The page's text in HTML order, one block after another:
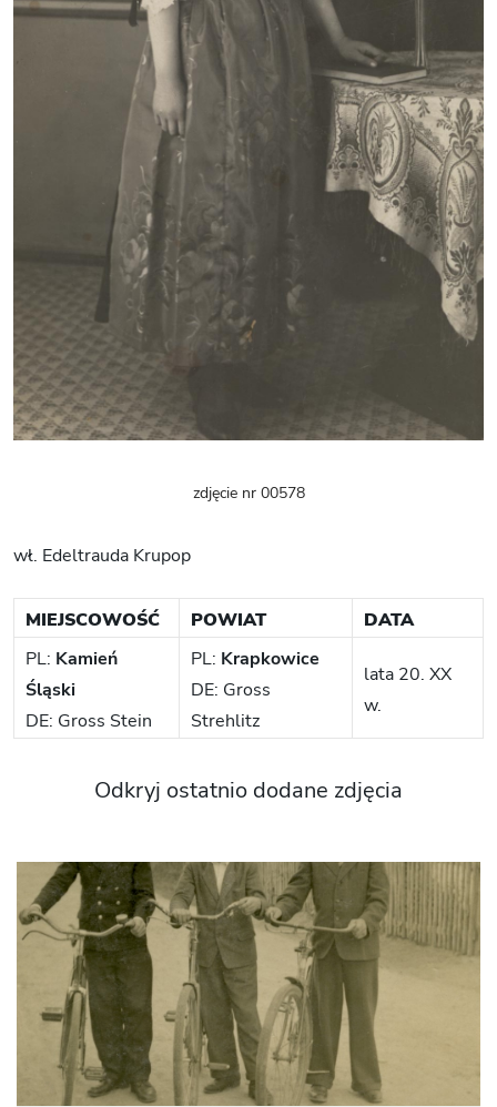
zdjęcie nr 00578
wł. Edeltrauda Krupop
MIEJSCOWOŚĆ POWIAT
DATA
PL: Kamień
Śląski
DE: Gross Stein
PL: Krapkowice
DE: Gross
Strehlitz
lata 20. XX
w.
Odkryj ostatnio dodane zdjęcia